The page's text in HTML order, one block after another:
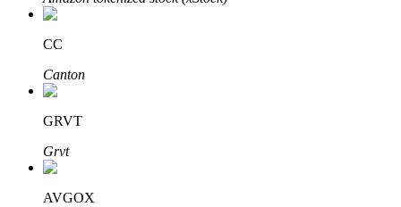
Otomatik Yatırım
CC
Canton
GRVT
Grvt
AVGOX